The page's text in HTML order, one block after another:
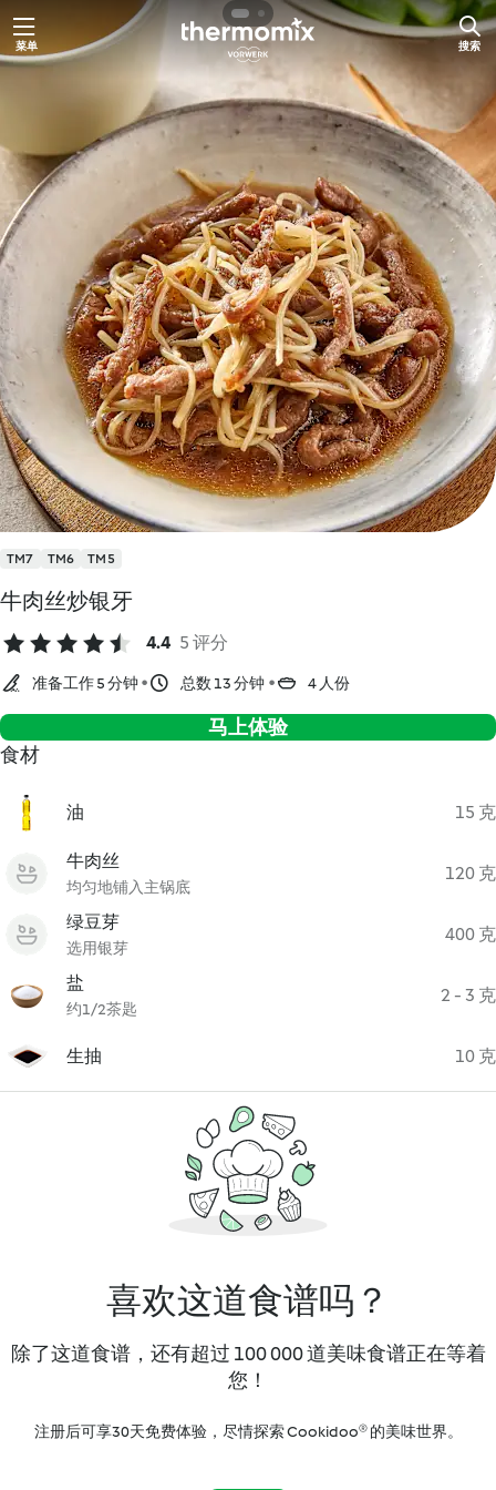
跳
至
菜单 搜索
TM7 TM6 TM5
牛肉丝炒银牙
4.4 5 评分
准备工作 5 分钟 总数 13 分钟 4 人份
马上体验
食材
油 15 克
牛肉丝
均匀地铺入主锅底
120 克
绿豆芽
选用银芽
400 克
盐
约1/2茶匙
2 - 3 克
生抽 10 克
喜欢这道食谱吗？
除了这道食谱，还有超过 100 000 道美味食谱正在等着
您！
注册后可享30天免费体验，尽情探索 Cookidoo® 的美味世界。